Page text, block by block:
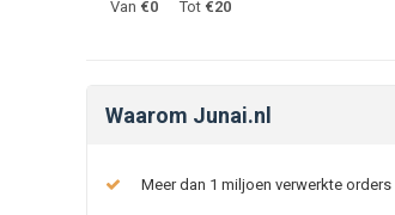
Van €0 Tot €20
Waarom Junai.nl
Meer dan 1 miljoen verwerkte orders